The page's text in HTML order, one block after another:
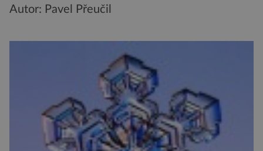
Autor: Pavel Přeučil